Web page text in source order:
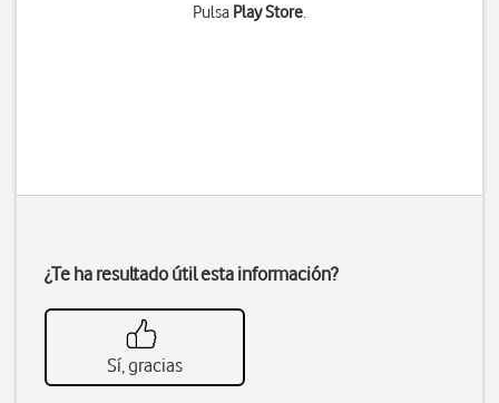
Pulsa Play Store.
¿Te ha resultado útil esta información?
Sí, gracias